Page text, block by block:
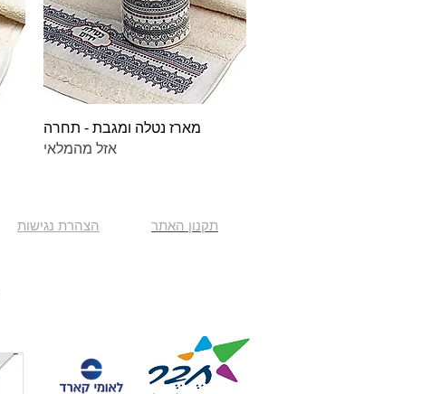
תצוגה מהירה
מארז נטלה ומגבת - תחרה
אזל מהמלאי
תקנון האתר הצהרת נגישות